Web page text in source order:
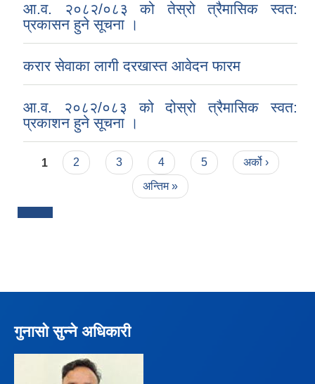
आ.व. २०८२/०८३ को तेस्रो त्रैमासिक स्वत:
प्रकासन हुने सूचना ।
करार सेवाका लागी दरखास्त आवेदन फारम
आ.व. २०८२/०८३ को दोस्रो त्रैमासिक स्वत:
प्रकाशन हुने सूचना ।
Pages
1 2 3 4 5
अर्को ›
अन्तिम »
गुनासो सुन्ने अधिकारी